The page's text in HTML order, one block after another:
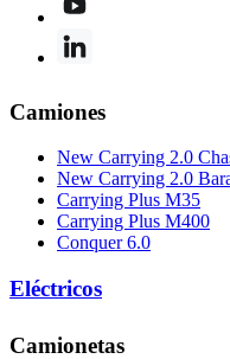
Camiones
New Carrying 2.0
New Carrying 2.0
Carrying Plus M35
Carrying Plus M400
Conquer 6.0
Eléctricos
Camionetas